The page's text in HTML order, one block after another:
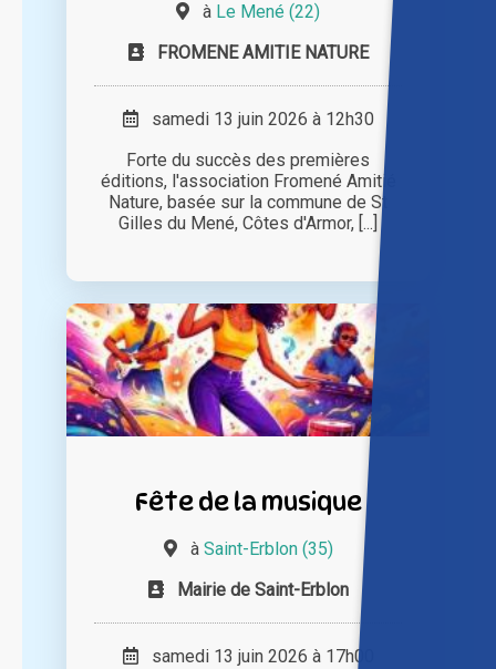
à Le Mené (22)
FROMENE AMITIE NATURE
samedi 13 juin 2026 à 12h30
Forte du succès des premières
éditions, l'association Fromené Amitié
Nature, basée sur la commune de St
Gilles du Mené, Côtes d'Armor, [...]
Fête de la musique
à Saint-Erblon (35)
Mairie de Saint-Erblon
samedi 13 juin 2026 à 17h00